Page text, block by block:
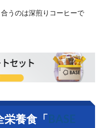
うのは深煎りコーヒーで
栄養食 「BASE